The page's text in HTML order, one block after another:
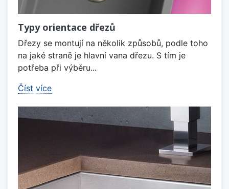
Typy orientace dřezů
Dřezy se montují na několik způsobů, podle toho
na jaké straně je hlavní vana dřezu. S tím je
potřeba při výběru...
Číst více